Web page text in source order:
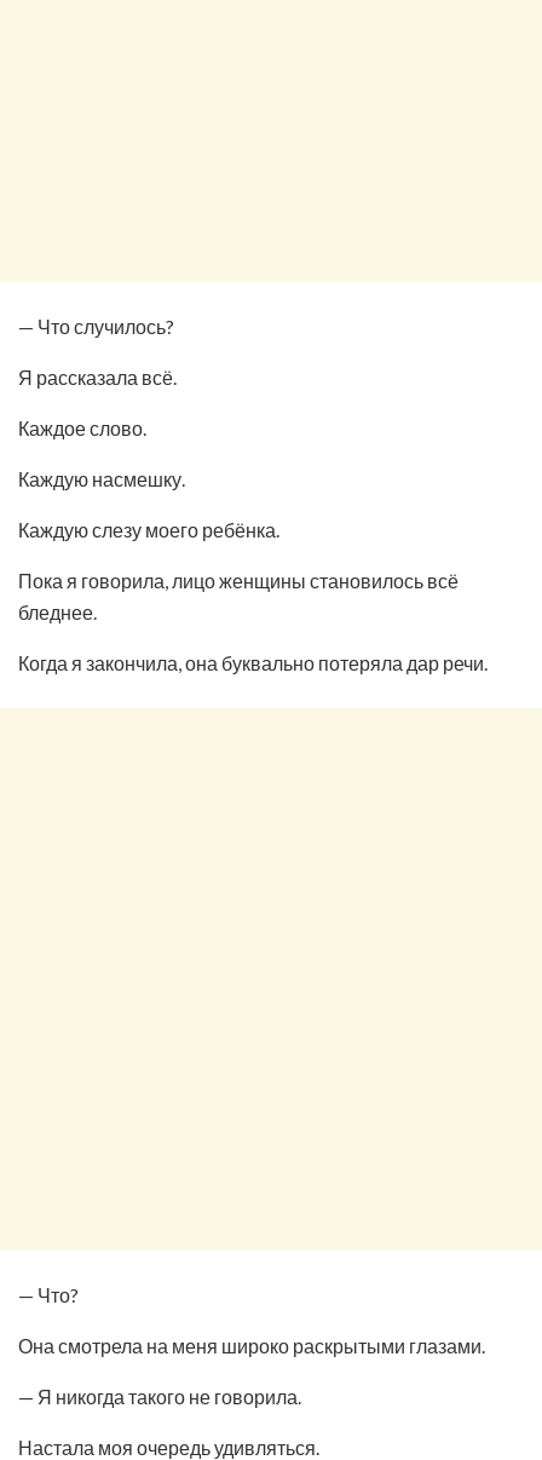
— Что случилось?
Я рассказала всё.
Каждое слово.
Каждую насмешку.
Каждую слезу моего ребёнка.
Пока я говорила, лицо женщины становилось всё
бледнее.
Когда я закончила, она буквально потеряла дар речи.
— Что?
Она смотрела на меня широко раскрытыми глазами.
— Я никогда такого не говорила.
Настала моя очередь удивляться.